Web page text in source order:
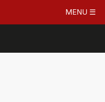
MENU ☰